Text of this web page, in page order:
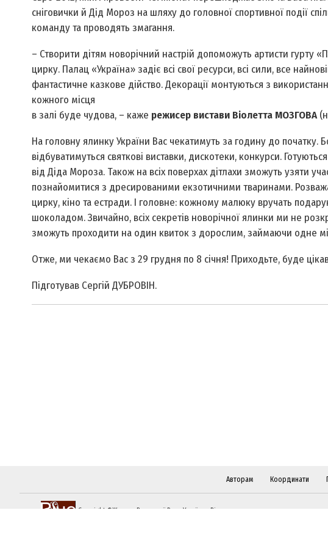
сніговички й Дід Мороз на шляху до головної спортивної події
команду та проводять змагання.
– Створити дітям новорічний настрій допоможуть артисти гурту
цирку. Палац «Україна» задіє всі свої ресурси, всі сили, все
фантастичне казкове дійство. Декорації монтуються з
кожного місця
в залі буде чудова, – каже режисер вистави Віолетта МОЗГОВА
На головну ялинку України Вас чекатимуть за годину до
відбуватимуться святкові виставки, дискотеки, конкурси.
від Діда Мороза. Також на всіх поверхах дітлахи зможуть узяти
познайомитися з дресированими екзотичними тваринами.
цирку, кіно та естради. І головне: кожному малюку вручать
шоколадом. Звичайно, всіх секретів новорічної ялинки ми не
зможуть проходити на один квиток з дорослим, займаючи одне
Отже, ми чекаємо Вас з 29 грудня по 8 січня! Приходьте, буде
Підготував Сергій ДУБРОВІН.
Авторам Координати
Copyright ©Журнал Верховної Ради України «Віче»